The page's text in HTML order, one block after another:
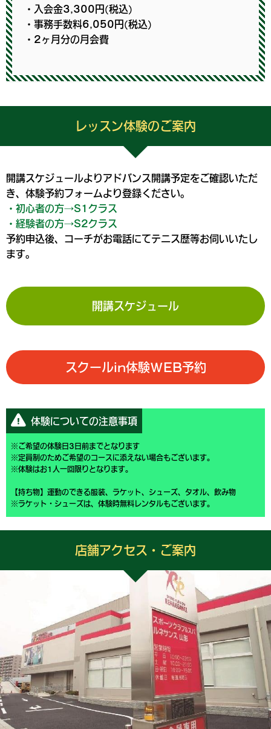
・入会金3,300円(税込)
・事務手数料6,050円(税込)
・2ヶ月分の月会費
レッスン体験のご案内
開講スケジュールよりアドバンス開講予定をご確認いただ
き、体験予約フォームより登録ください。
・初心者の方→S1クラス
・経験者の方→S2クラス
予約申込後、コーチがお電話にてテニス歴等お伺いいたし
ます。
開講スケジュール
スクールin体験WEB予約
体験についての注意事項
※ご希望の体験日3日前までとなります
※定員制のためご希望のコースに添えない場合もございます。
※体験はお1人一回限りとなります。
【持ち物】運動のできる服装、ラケット、シューズ、タオル、飲み物
※ラケット・シューズは、体験時無料レンタルもございます。
店舗アクセス・ご案内